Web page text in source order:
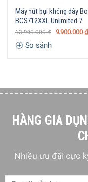
suất
hoạt
động
Hãng không
Công
Các loại
đầu hút
Đầu hút khe
– Bộ lọc có
– Hộp đựng
sinh
Máy hút bụi không dây
BCS712XXL Unlimited 7
13.900.000₫ 9.900.000 ₫
So sánh
HÀNG GIA
Nhiều ưu đãi cực